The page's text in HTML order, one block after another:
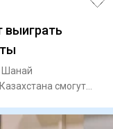
выиграть
Шанай
смогут